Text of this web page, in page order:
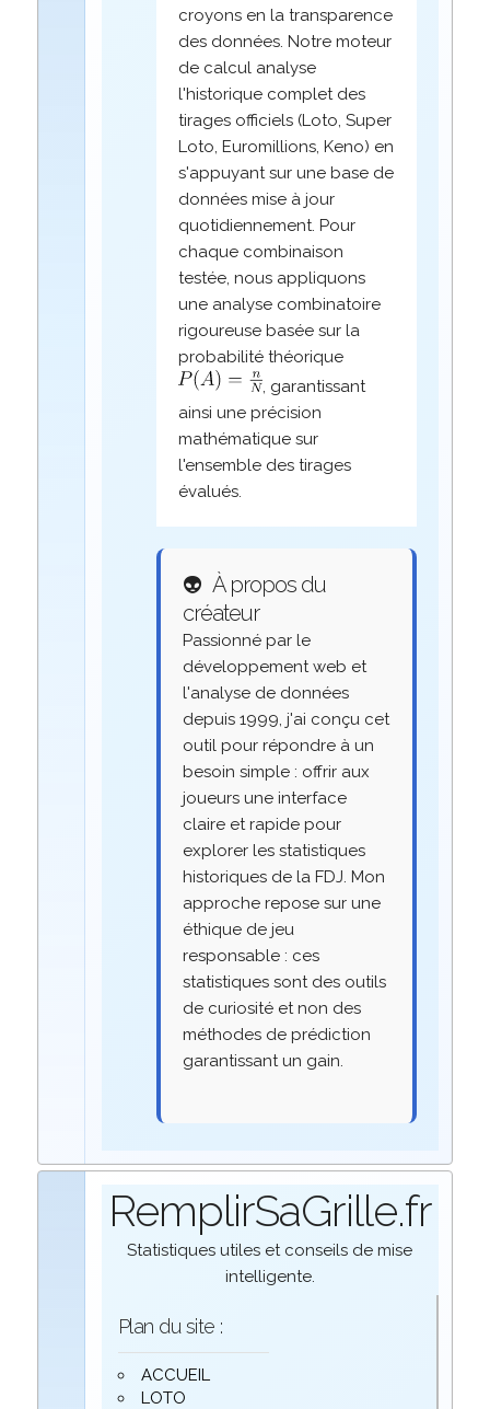
croyons en la transparence
des données. Notre moteur
de calcul analyse
l'historique complet des
tirages officiels (Loto, Super
Loto, Euromillions, Keno) en
s'appuyant sur une base de
données mise à jour
quotidiennement. Pour
chaque combinaison
testée, nous appliquons
une analyse combinatoire
rigoureuse basée sur la
probabilité théorique
, garantissant
ainsi une précision
mathématique sur
l'ensemble des tirages
évalués.
👽 À propos du
créateur
Passionné par le
développement web et
l'analyse de données
depuis 1999, j'ai conçu cet
outil pour répondre à un
besoin simple : offrir aux
joueurs une interface
claire et rapide pour
explorer les statistiques
historiques de la FDJ. Mon
approche repose sur une
éthique de jeu
responsable : ces
statistiques sont des outils
de curiosité et non des
méthodes de prédiction
garantissant un gain.
RemplirSaGrille.fr
Statistiques utiles et conseils de mise
intelligente.
Plan du site :
ACCUEIL
LOTO